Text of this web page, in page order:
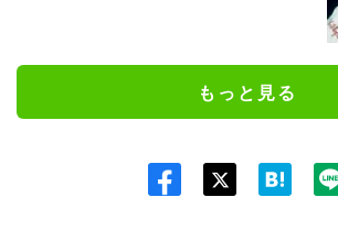
もっと見る